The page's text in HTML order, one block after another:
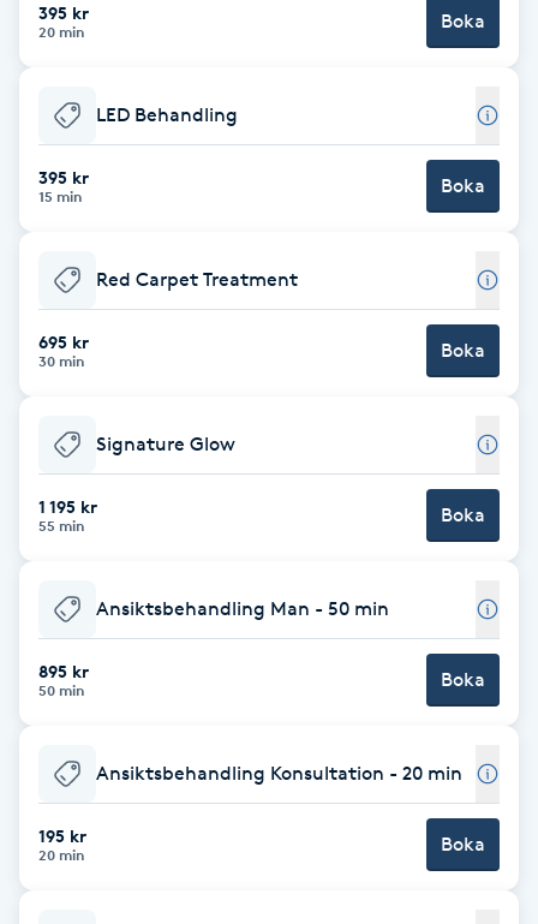
Bröllopsuppsättning
Coachning
Color correction
Cryoterapi
D
Damklippning
Dermapen
Diamantslipning
Enzympeeling
Extensions
Extensions borttagning
Eyeliner-tatuering
395 kr
20 min Boka
LED Behandling
395 kr
15 min Boka
Red Carpet Treatment
695 kr
30 min Boka
Signature Glow
1 195 kr
55 min Boka
Ansiktsbehandling Man - 50 min
895 kr
50 min Boka
Ansiktsbehandling Konsultation - 20 min
195 kr
20 min Boka